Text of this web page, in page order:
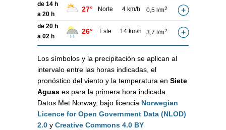
de 14 h
a 20 h
27° Norte 4 km/h 0,5 l/m2
de 20 h
a 02 h
26° Este 14 km/h 3,7 l/m2
Los símbolos y la precipitación se aplican al
intervalo entre las horas indicadas, el
pronóstico del viento y la temperatura en Siete
Aguas es para la primera hora indicada.
Datos Met Norway, bajo licencia Norwegian
Licence for Open Government Data (NLOD)
2.0 y Creative Commons 4.0 BY